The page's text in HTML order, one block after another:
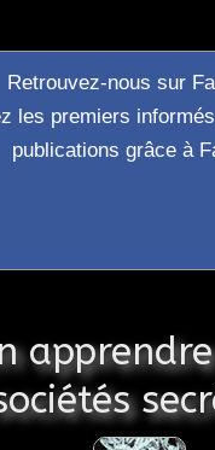
Retrouvez-nous sur
les premiers
publications grâce à